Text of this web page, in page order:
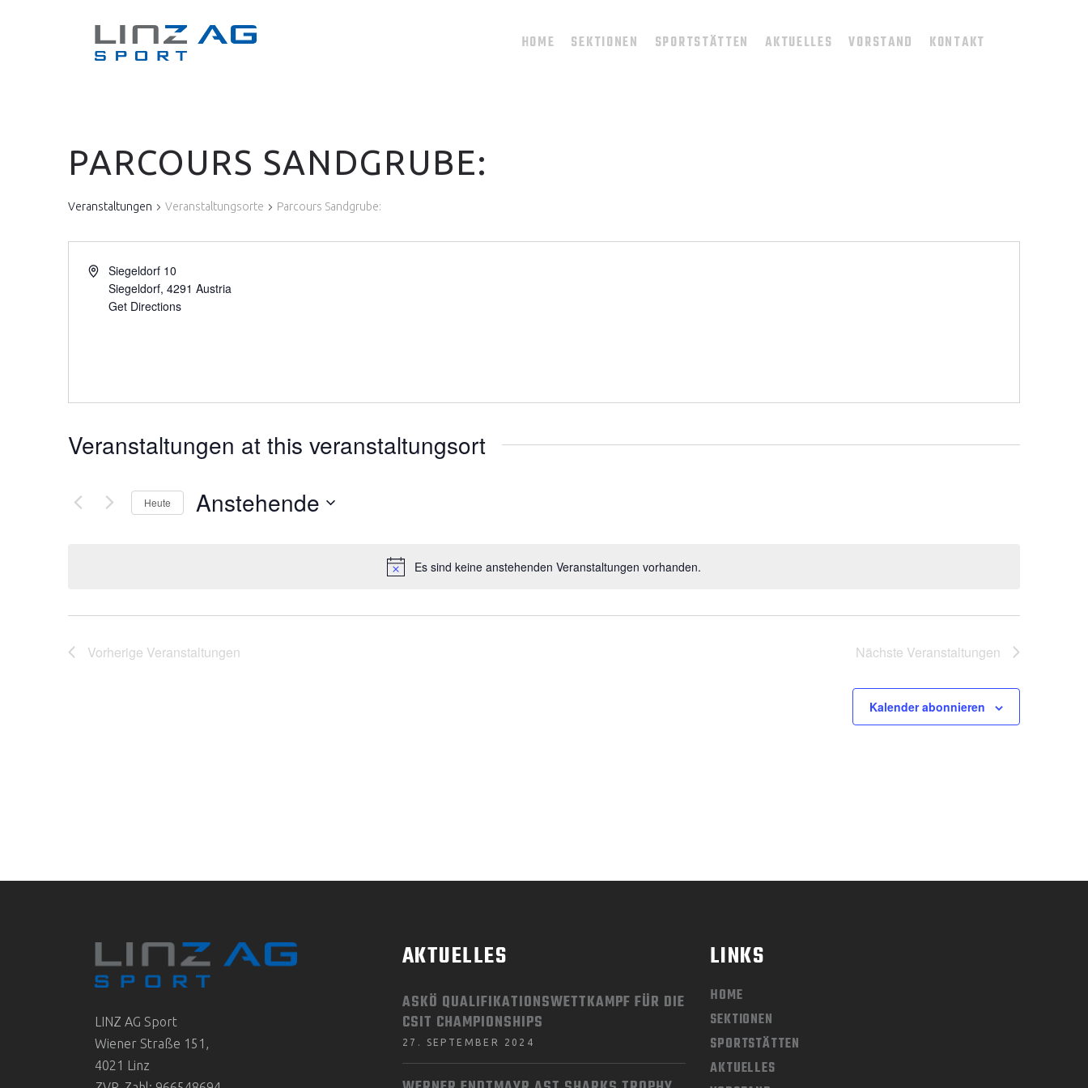
HOME SEKTIONEN SPORTSTÄTTEN AKTUELLES VORSTAND KONTAKT
Es sind keine anstehenden Veranstaltungen vorhanden.
PARCOURS SANDGRUBE:
Veranstaltungen Veranstaltungsorte Parcours Sandgrube:
Siegeldorf 10
Siegeldorf, 4291 Austria
Get Directions
Veranstaltungen at this veranstaltungsort
Heute Anstehende
Vorherige Veranstaltungen Nächste Veranstaltungen
Kalender abonnieren
LINZ AG Sport
Wiener Straße 151,
4021 Linz
AKTUELLES
ASKÖ QUALIFIKATIONSWETTKAMPF FÜR DIE
CSIT CHAMPIONSHIPS
27. SEPTEMBER 2024
LINKS
HOME
SEKTIONEN
SPORTSTÄTTEN
AKTUELLES